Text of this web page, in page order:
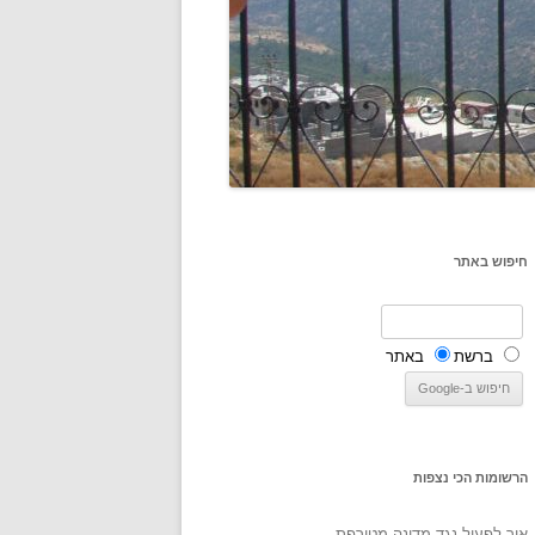
חיפוש באתר
ברשת באתר
הרשומות הכי נצפות